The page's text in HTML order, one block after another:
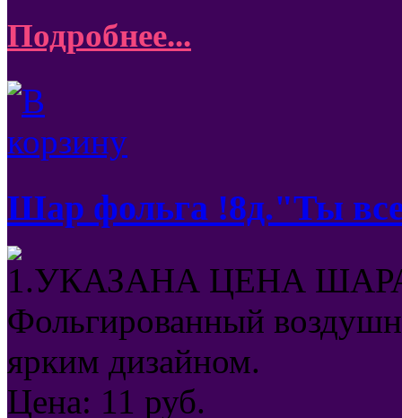
Подробнее...
Шар фольга !8д."Ты
1.УКАЗАНА ЦЕНА
Фольгированный
ярким дизайном.
Цена: 11 руб.